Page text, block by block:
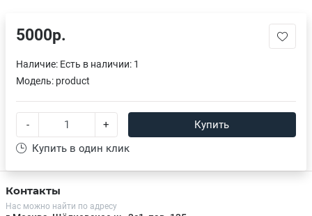
5000р.
Наличие: Есть в наличии: 1
Модель: product
- +
Купить
Купить в один клик
Контакты
Нас можно найти по адресу